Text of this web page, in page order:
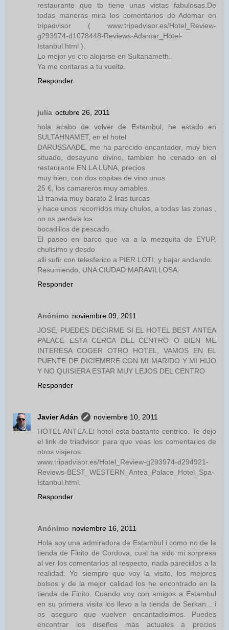
restaurante que tb tiene unas vistas fabulosas.De
todas maneras mira los comentarios de Ademar en
tripadvisor ( www.tripadvisor.es/Hotel_Review-
g293974-d1078448-Reviews-Adamar_Hotel-
Istanbul.html ).
Lo mejor yo cro alojarse en Sultanameth.
Ya me contaras a tu vuelta.
Responder
julia octubre 26, 2011
hola acabo de volver de Estambul, he estado en
SULTAHNAMET, en el hotel
DARUSSAADE, me ha parecido encantador, muy bien
situado, desayuno divino, tambien he cenado en el
restaurante EN LA LUNA, precios
muy bien, con dos copitas de vino unos
25 €, los camareros muy amables.
El tranvia muy barato 2 liras turcas
y hace unos recorridos muy chulos, a todas las zonas ,
no os perdais los
bocadillos de pescado.
El paseo en barco que va a la mezquita de EYUP,
chulisimo y desde
alli sufir con telesferico a PIER LOTI, y bajar andando.
Resumiendo, UNA CIUDAD MARAVILLOSA.
Responder
Anónimo noviembre 09, 2011
JOSE, PUEDES DECIRME SI EL HOTEL BEST ANTEA
PALACE ESTA CERCA DEL CENTRO O BIEN ME
INTERESA COGER OTRO HOTEL, VAMOS EN EL
PUENTE DE DICIEMBRE CON MI MARIDO Y MI HIJO
Y NO QUISIERA ESTAR MUY LEJOS DEL CENTRO
Responder
Javier Adán
noviembre 10, 2011
HOTEL ANTEA.El hotel esta bastante centrico. Te dejo
el link de triadvisor para que veas los comentarios de
otros viajeros.
www.tripadvisor.es/Hotel_Review-g293974-d294921-
Reviews-BEST_WESTERN_Antea_Palace_Hotel_Spa-
Istanbul.html.
Responder
Anónimo noviembre 16, 2011
Hola soy una admiradora de Estambul i como no de la
tienda de Finito de Cordova, cual ha sido mi sorpresa
al ver los comentarios al respecto, nada parecidos a la
realidad. Yo siempre que voy la visito, los mejores
bolsos y de la mejor calidad los he encontrado en la
tienda de Finito. Cuando voy con amigos a Estambul
en su primera visita los llevo a la tienda de Serkan... i
os aseguro que vuelven encantadisimos. Puedes
encontrar los diseños más actuales a precios